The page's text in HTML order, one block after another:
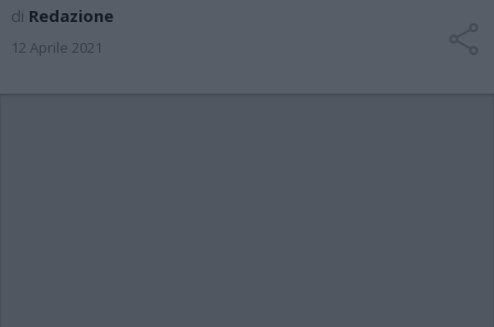
di Redazione
12 Aprile 2021